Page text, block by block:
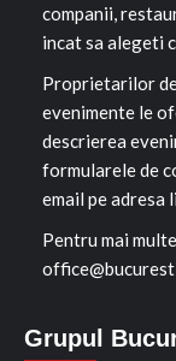
companii,
incat sa alegeti
Proprietarilor
evenimente le
descrierea
formularele de
email pe adresa
Pentru mai
Grupul